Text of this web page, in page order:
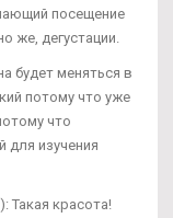
посещение
же, дегустации.
будет меняться в
потому что уже
что
для изучения
Такая красота!